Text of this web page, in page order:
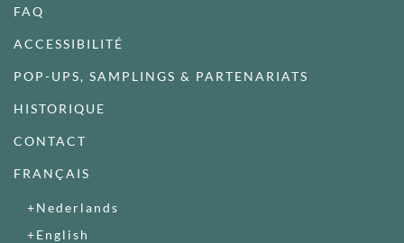
FAQ
ACCESSIBILITÉ
POP-UPS, SAMPLINGS & PARTENARIATS
HISTORIQUE
CONTACT
FRANÇAIS
Nederlands
English